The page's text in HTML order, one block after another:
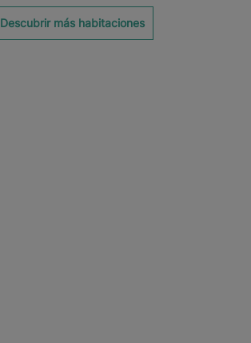
Descubrir más habitaciones